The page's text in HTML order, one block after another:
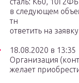
в следующем
тн
ответить на заявку
18.08.2020 в 13:35
Организация
желает